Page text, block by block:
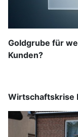
Goldgrube für
Kunden?
Wirtschaftskrise